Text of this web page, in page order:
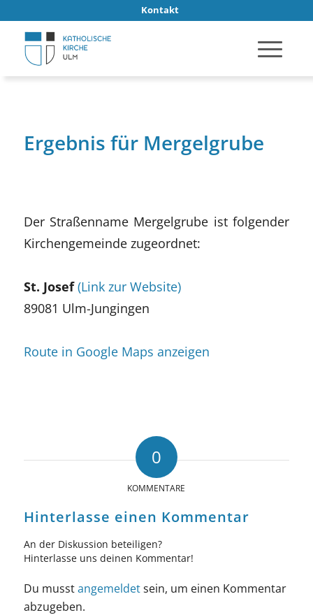
Kontakt
Ergebnis für Mergelgrube
Der Straßenname Mergelgrube ist folgender
Kirchengemeinde zugeordnet:
St. Josef(Link zur Website)
89081 Ulm-Jungingen
Route in Google Maps anzeigen
0
KOMMENTARE
Hinterlasse einen Kommentar
An der Diskussion beteiligen?
Hinterlasse uns deinen Kommentar!
Du musstangemeldetsein, um einen Kommentar
abzugeben.